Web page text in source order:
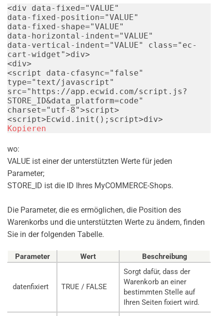
<div data-fixed="VALUE"
data-fixed-position="VALUE"
data-fixed-shape="VALUE"
data-horizontal-indent="VALUE"
data-vertical-indent="VALUE" class=" ec-
cart-widget ">div>
<div>
<script data-cfasync=" false"
type=" text/javascript "
src=" https://app.ecwid.com/script.js?
STORE_ID&data_platform=code"
charset=" utf-8">script>
<script>Ecwid . init ( ) ; script>div>
Kopieren
wo:
VALUE ist einer der unterstützten Werte für jeden
Parameter;
STORE_ID ist die ID Ihres MyCOMMERCE-Shops.
Die Parameter, die es ermöglichen, die Position des
Warenkorbs und die unterstützten Werte zu ändern, finden
Sie in der folgenden Tabelle.
Parameter Wert Beschreibung
datenfixiert TRUE / FALSE
Sorgt dafür, dass der
Warenkorb an einer
bestimmten Stelle auf
Ihren Seiten fixiert wird.